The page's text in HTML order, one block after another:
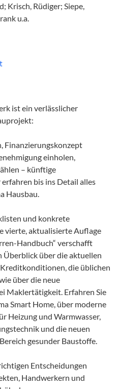
Krisch, Rüdiger; Siepe,
u.a.
ist ein verlässlicher
Finanzierungskonzept
einholen,
– künftige
bis ins Detail alles
Hausbau.
und konkrete
vierte, aktualisierte Auflage
Handbuch“ verschafft
Überblick über die aktuellen
die üblichen
über die neue
Maklertätigkeit. Erfahren Sie
Smart Home, über moderne
Heizung und Warmwasser,
und die neuen
gesunder Baustoffe.
Entscheidungen
Handwerkern und